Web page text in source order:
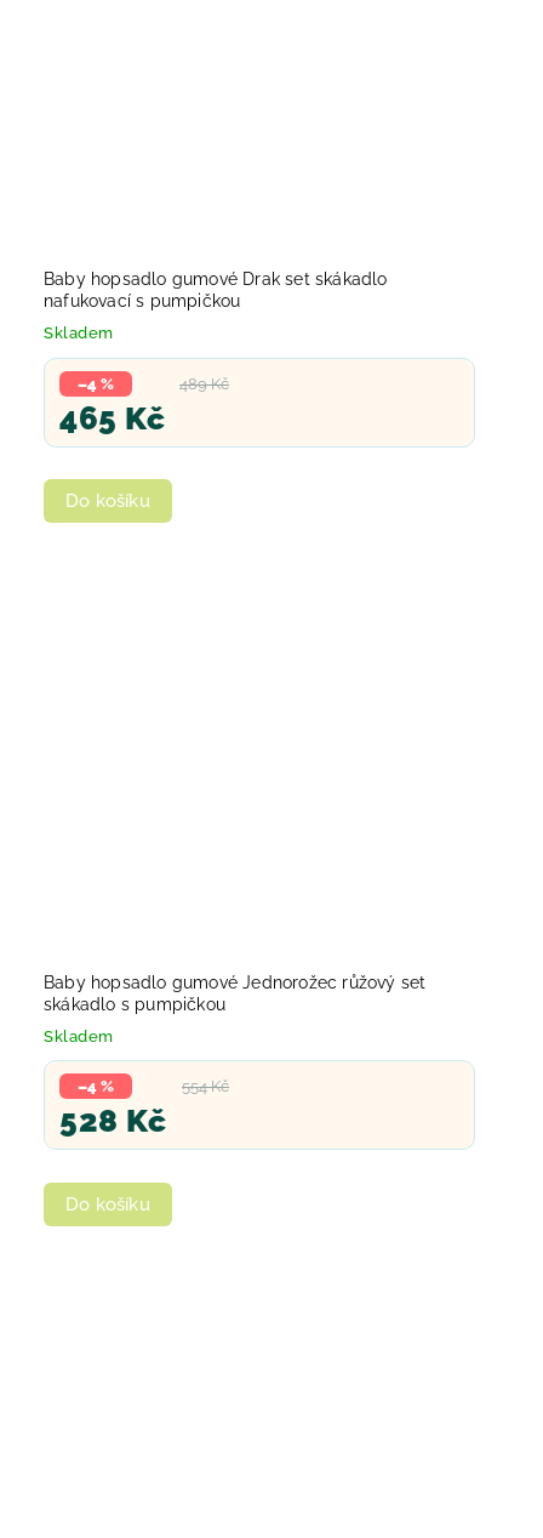
Baby hopsadlo gumové Drak set skákadlo
nafukovací s pumpičkou
Skladem
489 Kč
–4 %
465 Kč
Do košíku
Baby hopsadlo gumové Jednorožec růžový set
skákadlo s pumpičkou
Skladem
554 Kč
–4 %
528 Kč
Do košíku